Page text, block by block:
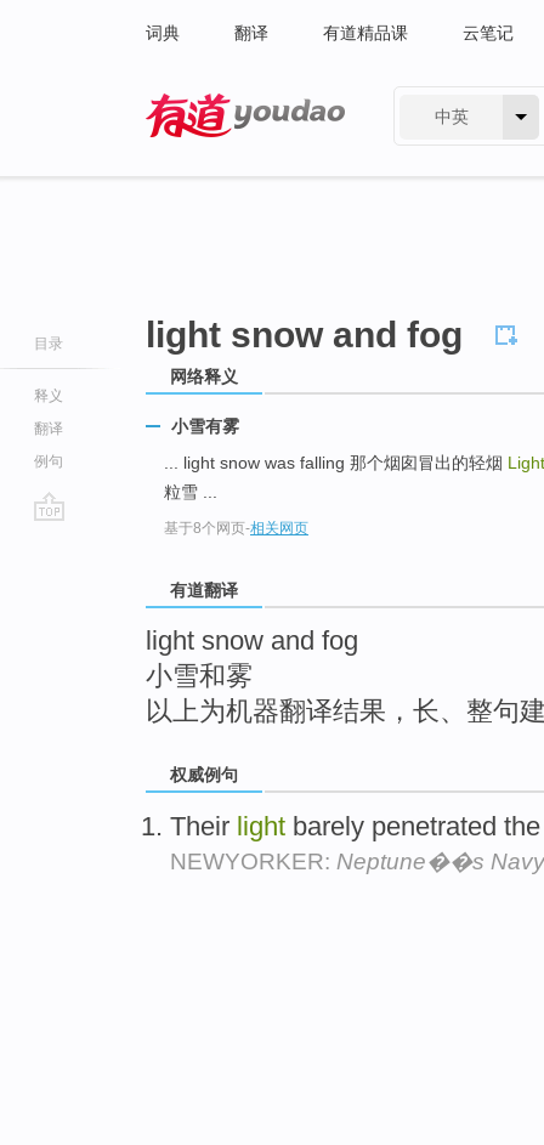
词典 翻译 有道精品课 云笔记
中英
目录
释义
翻译
例句
light snow and fog
网络释义
小雪有雾
... light snow was falling 那个烟囱冒出的轻烟
粒雪 ...
基于8个网页-相关网页
有道翻译
light snow and fog
小雪和雾
以上为机器翻译结果，长、整句
权威例句
Their light barely penetrated
NEWYORKER: Neptune��s Navy